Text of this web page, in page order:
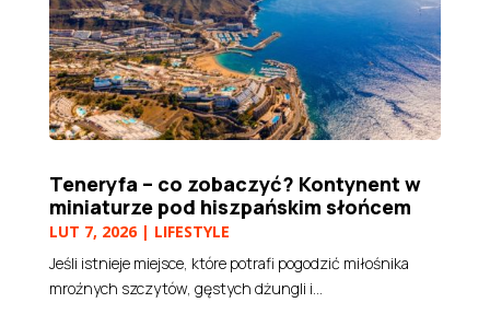
Teneryfa – co zobaczyć? Kontynent w
miniaturze pod hiszpańskim słońcem
LUT 7, 2026| LIFESTYLE
Jeśli istnieje miejsce, które potrafi pogodzić miłośnika
mroźnych szczytów, gęstych dżungli i...